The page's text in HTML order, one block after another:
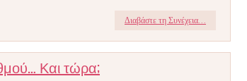
Διαβάστε τη Συνέχεια...
Και τώρα;